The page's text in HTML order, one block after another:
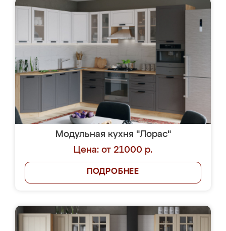
Модульная кухня "Лорас"
Цена: от 21000 р.
ПОДРОБНЕЕ